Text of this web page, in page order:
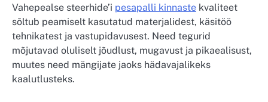
Vahepealse steerhide’i pesapalli kinnaste kvaliteet
sõltub peamiselt kasutatud materjalidest, käsitöö
tehnikatest ja vastupidavusest. Need tegurid
mõjutavad oluliselt jõudlust, mugavust ja pikaealisust,
muutes need mängijate jaoks hädavajalikeks
kaalutlusteks.